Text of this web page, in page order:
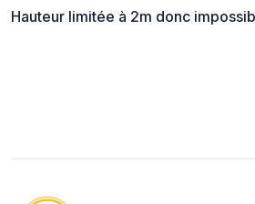
Hauteur limitée à 2m donc